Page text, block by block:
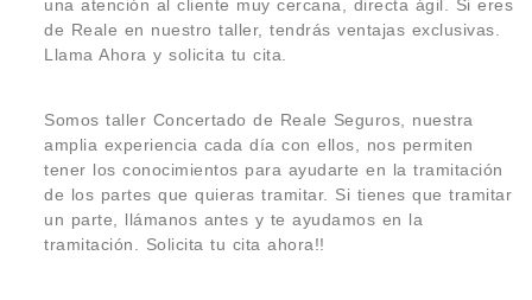
una atención al cliente muy cercana, directa ágil. Si eres
de Reale en nuestro taller, tendrás ventajas exclusivas.
Llama Ahora y solicita tu cita.
Somos taller Concertado de Reale Seguros, nuestra
amplia experiencia cada día con ellos, nos permiten
tener los conocimientos para ayudarte en la tramitación
de los partes que quieras tramitar. Si tienes que tramitar
un parte, llámanos antes y te ayudamos en la
tramitación. Solicita tu cita ahora!!